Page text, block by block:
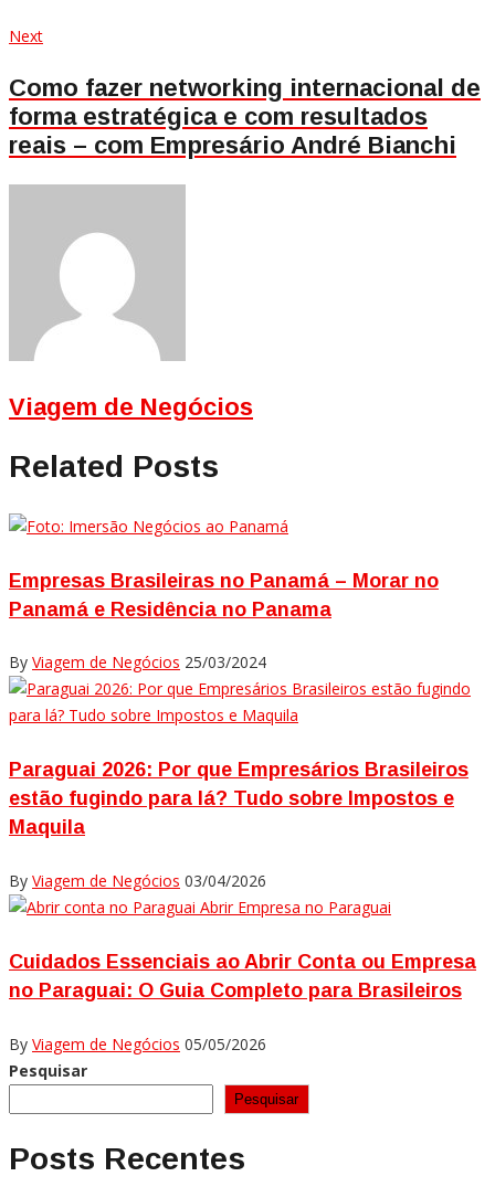
NextNext
Como fazer networking internacional de
forma estratégica e com resultados
reais – com Empresário André Bianchi
Viagem de Negócios
Related Posts
Empresas Brasileiras no Panamá – Morar no
Panamá e Residência no Panama
By Viagem de Negócios 25/03/2024
Paraguai 2026: Por que Empresários Brasileiros
estão fugindo para lá? Tudo sobre Impostos e
Maquila
By Viagem de Negócios 03/04/2026
Cuidados Essenciais ao Abrir Conta ou Empresa
no Paraguai: O Guia Completo para Brasileiros
By Viagem de Negócios 05/05/2026
Pesquisar
Pesquisar
Posts Recentes